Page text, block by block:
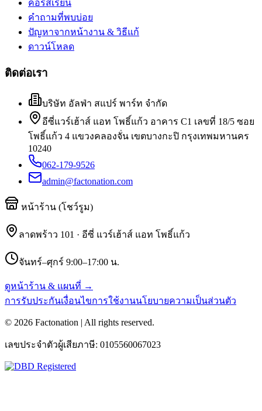
คอร์สเรียน
คำถามที่พบบ่อย
ปัญหาจากหน้างาน & วิธีแก้
ดาวน์โหลด
ติดต่อเรา
บริษัท อัลฟ่า สแปร์ พาร์ท จำกัด
อีซี่แวร์เฮ้าส์ แอท โพธิ์แก้ว อาคาร C1 เลขที่ 18/5 ซอย
โพธิ์แก้ว 4 แขวงคลองจั่น เขตบางกะปิ กรุงเทพมหานคร
10240
062-179-9526
admin@factonation.com
หน้าร้าน (โชว์รูม)
ลาดพร้าว 101 · อีซี่ แวร์เฮ้าส์ แอท โพธิ์แก้ว
จันทร์–ศุกร์ 9:00–17:00 น.
ดูหน้าร้าน & แผนที่ →
การรับประกันเงื่อนไขการใช้งานนโยบายความเป็นส่วนตัว
© 2026 Factonation | All rights reserved.
เลขประจำตัวผู้เสียภาษี: 0105560067023